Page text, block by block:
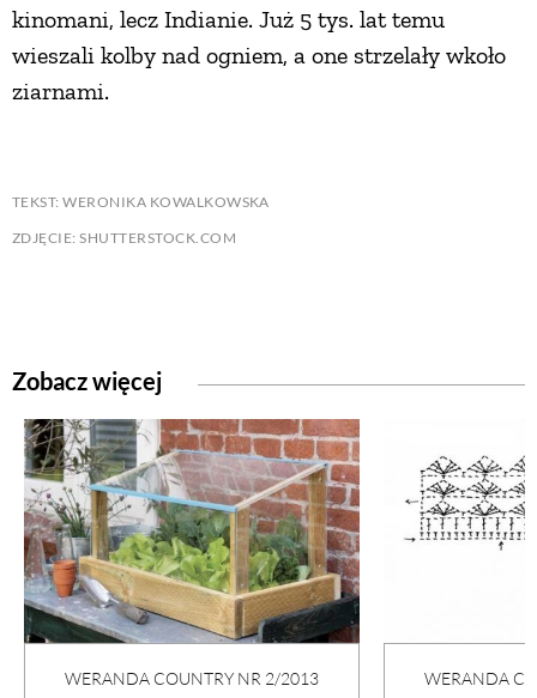
kinomani, lecz Indianie. Już 5 tys. lat temu
wieszali kolby nad ogniem, a one strzelały wkoło
ziarnami.
TEKST: WERONIKA KOWALKOWSKA
ZDJĘCIE: SHUTTERSTOCK.COM
Zobacz więcej
WERANDA COUNTRY NR 2/2013 WERANDA